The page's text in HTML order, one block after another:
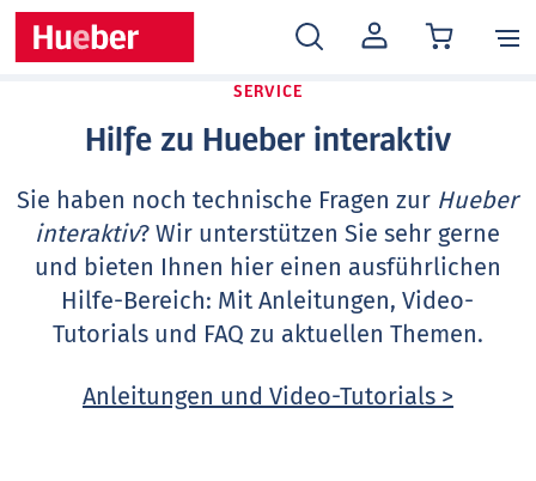
MEIN
KONTO
SERVICE
Hilfe zu Hueber interaktiv
Sie haben noch technische Fragen zur Hueber
interaktiv? Wir unterstützen Sie sehr gerne
und bieten Ihnen hier einen ausführlichen
Hilfe-Bereich: Mit Anleitungen, Video-
Tutorials und FAQ zu aktuellen Themen.
Anleitungen und Video-Tutorials >